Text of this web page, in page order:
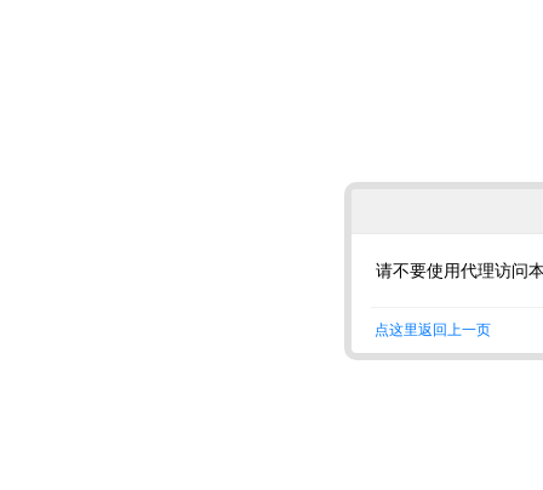
请不要使用代理访问
点这里返回上一页